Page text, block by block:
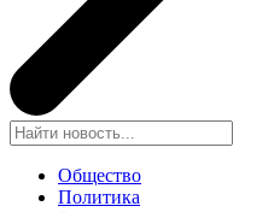
Общество
Политика